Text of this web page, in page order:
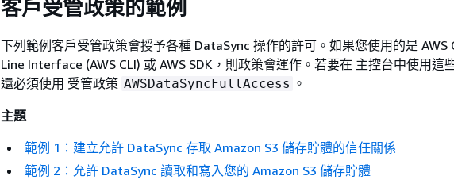
客戶受管政策的範例
下列範例客戶受管政策會授予各種 DataSync 操作的許可。如果您使用的是 AWS
Line Interface (AWS CLI) 或 AWS SDK，則政策會運作。若要在 主控台中使用這
還必須使用 受管政策 AWSDataSyncFullAccess 。
主題
範例 1：建立允許 DataSync 存取 Amazon S3 儲存貯體的信任關係
範例 2：允許 DataSync 讀取和寫入您的 Amazon S3 儲存貯體